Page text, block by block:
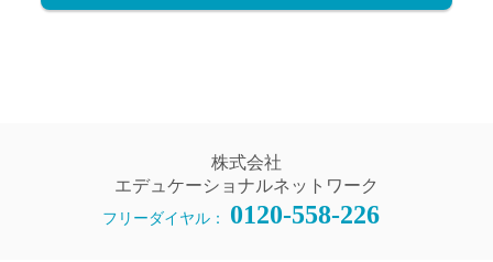
株式会社
エデュケーショナルネットワーク
フリーダイヤル： 0120-558-226